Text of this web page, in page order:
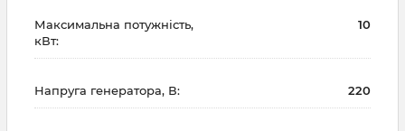
Максимальна потужність,
кВт:
10
Напруга генератора, В: 220